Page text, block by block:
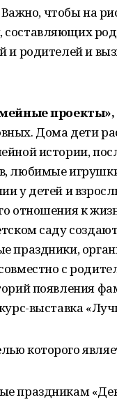
чтобы на
и родителей и
проекты»,
Дома дети
истории,
любимые
у детей и
отношения к
саду
праздники,
с
появления
выставка
которого
праздникам